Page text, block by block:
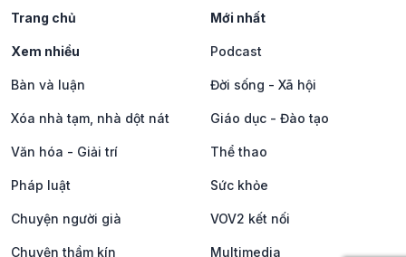
Trang chủ Mới nhất
Xem nhiều Podcast
Bàn và luận Đời sống - Xã hội
Xóa nhà tạm, nhà dột nát Giáo dục - Đào tạo
Văn hóa - Giải trí Thể thao
Pháp luật Sức khỏe
Chuyện người già VOV2 kết nối
Chuyện thầm kín Multimedia